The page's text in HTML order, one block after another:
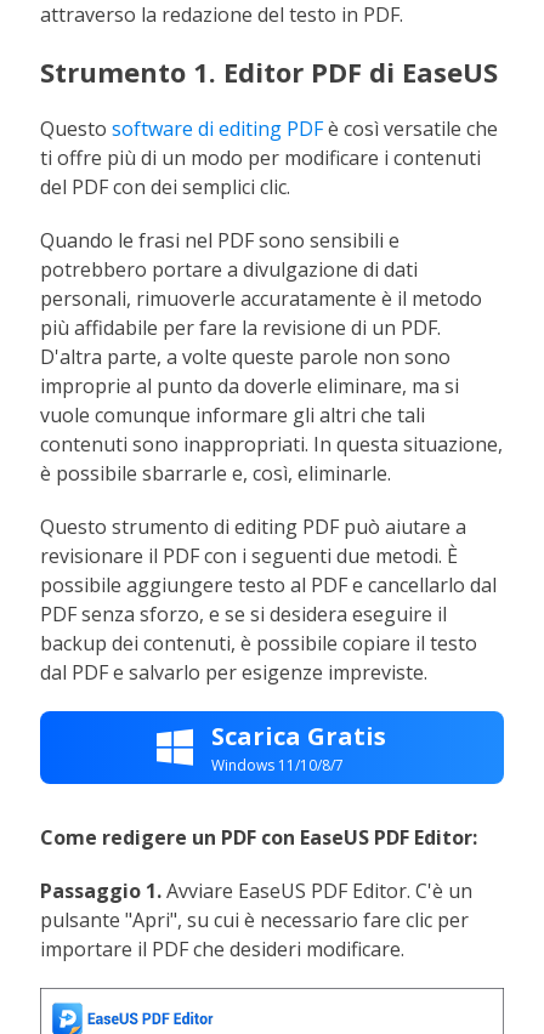
attraverso la redazione del testo in PDF.
Strumento 1. Editor PDF di EaseUS
Questosoftware di editing PDFè così versatile che
ti offre più di un modo per modificare i contenuti
del PDF con dei semplici clic.
Quando le frasi nel PDF sono sensibili e
potrebbero portare a divulgazione di dati
personali, rimuoverle accuratamente è il metodo
più affidabile per fare la revisione di un PDF.
D'altra parte, a volte queste parole non sono
improprie al punto da doverle eliminare, ma si
vuole comunque informare gli altri che tali
contenuti sono inappropriati. In questa situazione,
è possibile sbarrarle e, così, eliminarle.
Questo strumento di editing PDF può aiutare a
revisionare il PDF con i seguenti due metodi. È
possibile aggiungere testo al PDF e cancellarlo dal
PDF senza sforzo, e se si desidera eseguire il
backup dei contenuti, è possibile copiare il testo
dal PDF e salvarlo per esigenze impreviste.
 Scarica Gratis
Windows 11/10/8/7
Come redigere un PDF con EaseUS PDF Editor:
Passaggio 1.Avviare EaseUS PDF Editor. C'è un
pulsante "Apri", su cui è necessario fare clic per
importare il PDF che desideri modificare.